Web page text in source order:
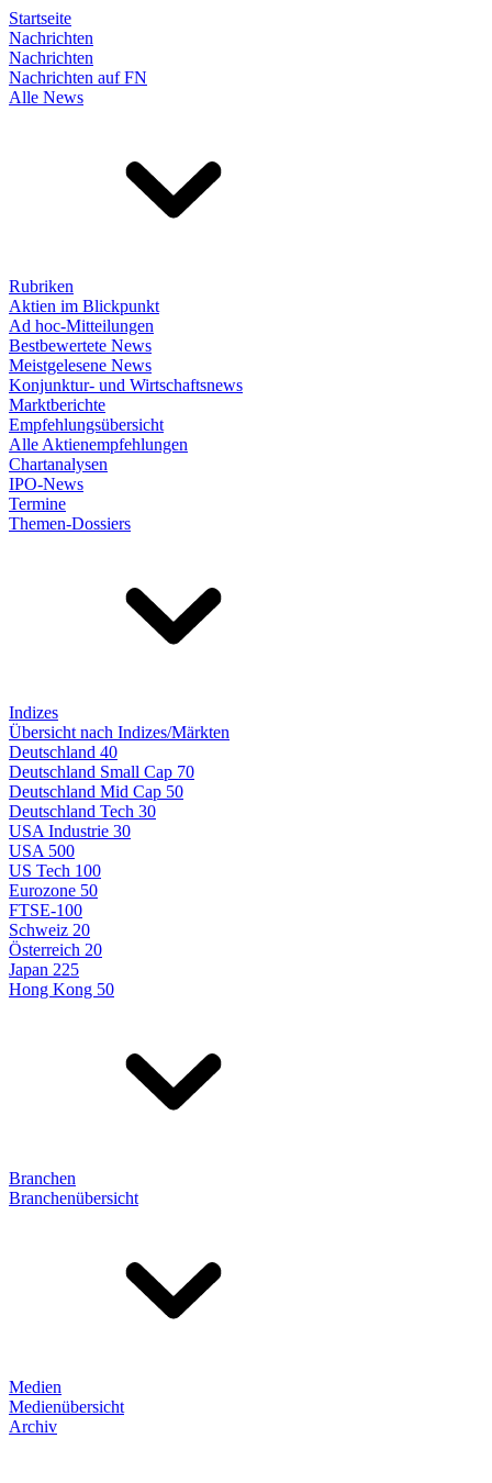
Startseite
Nachrichten
Nachrichten
Nachrichten auf FN
Alle News
Rubriken
Aktien im Blickpunkt
Ad hoc-Mitteilungen
Bestbewertete News
Meistgelesene News
Konjunktur- und Wirtschaftsnews
Marktberichte
Empfehlungsübersicht
Alle Aktienempfehlungen
Chartanalysen
IPO-News
Termine
Themen-Dossiers
Indizes
Übersicht nach Indizes/Märkten
Deutschland 40
Deutschland Small Cap 70
Deutschland Mid Cap 50
Deutschland Tech 30
USA Industrie 30
USA 500
US Tech 100
Eurozone 50
FTSE-100
Schweiz 20
Österreich 20
Japan 225
Hong Kong 50
Branchen
Branchenübersicht
Medien
Medienübersicht
Archiv